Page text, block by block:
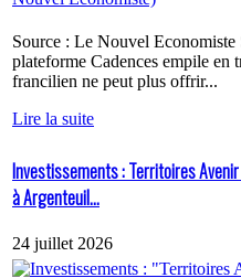
Source : Le Nouvel Economiste
plateforme Cadences empile en
francilien ne peut plus offrir...
Lire la suite
Investissements : Territoires
à Argenteuil...
24 juillet 2026